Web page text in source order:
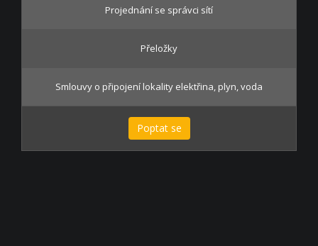
Projednání se správci sítí
Přeložky
Smlouvy o připojení lokality elektřina, plyn, voda
Poptat se